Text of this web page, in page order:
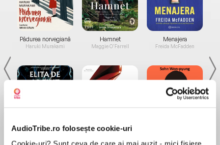
AudioTribe.ro folosește cookie-uri
Pădurea norvegiană
Haruki Murakami
Elita de Argint (Elita
Hamnet
Maggie O'Farrell
Diavolul se îmbracă de
Menajera
Freida McFadden